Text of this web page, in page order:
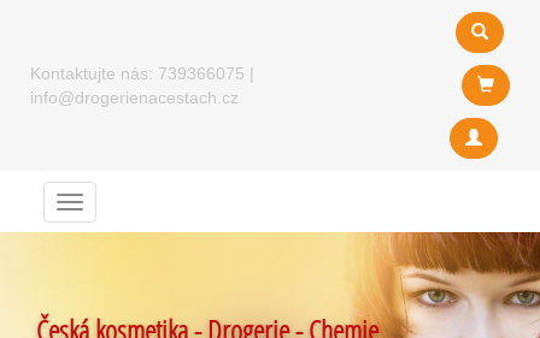
Kontaktujte nás: 739366075 |
info@drogerienacestach.cz
Menu
Česká kosmetika - Drogerie - Chemie